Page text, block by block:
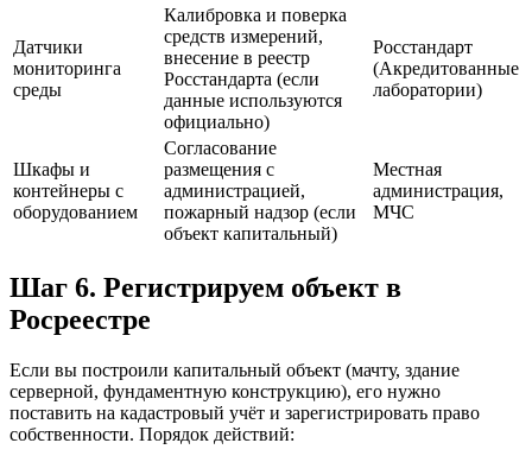
Датчики
мониторинга
среды
Калибровка и поверка
средств измерений,
внесение в реестр
Росстандарта (если
данные используются
официально)
Росстандарт
(Акредитованные
лаборатории)
Шкафы и
контейнеры с
оборудованием
Согласование
размещения с
администрацией,
пожарный надзор (если
объект капитальный)
Местная
администрация,
МЧС
Шаг 6. Регистрируем объект в
Росреестре
Если вы построили капитальный объект (мачту, здание
серверной, фундаментную конструкцию), его нужно
поставить на кадастровый учёт и зарегистрировать право
собственности. Порядок действий: